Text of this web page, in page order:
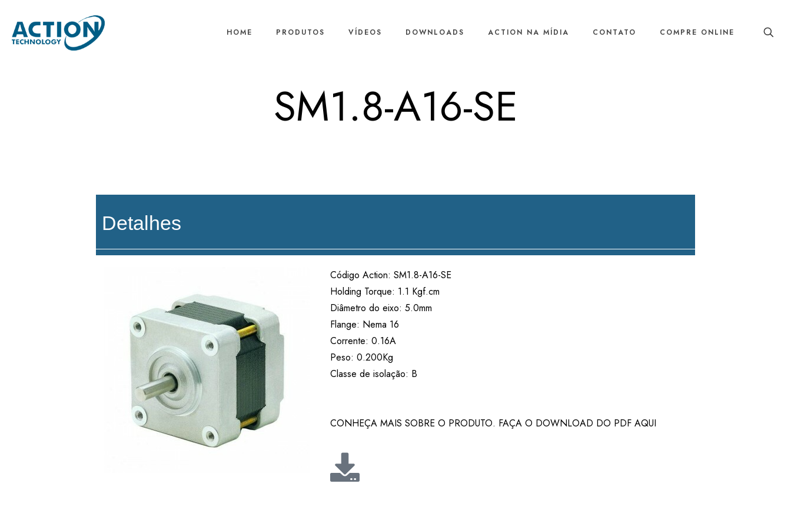
HOME PRODUTOS VÍDEOS DOWNLOADS ACTION NA MÍDIA CONTATO COMPRE ONLINE
SM1.8-A16-SE
Detalhes
Código Action: SM1.8-A16-SE
Holding Torque: 1.1 Kgf.cm
Diâmetro do eixo: 5.0mm
Flange: Nema 16
Corrente: 0.16A
Peso: 0.200Kg
Classe de isolação: B
CONHEÇA MAIS SOBRE O PRODUTO. FAÇA O DOWNLOAD DO PDF AQUI